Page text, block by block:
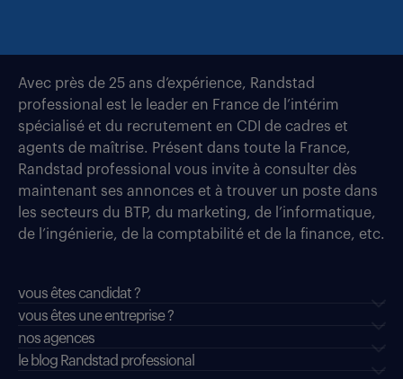
Avec près de 25 ans d’expérience, Randstad
professional est le leader en France de l’intérim
spécialisé et du recrutement en CDI de cadres et
agents de maîtrise. Présent dans toute la France,
Randstad professional vous invite à consulter dès
maintenant ses annonces et à trouver un poste dans
les secteurs du BTP, du marketing, de l’informatique,
de l’ingénierie, de la comptabilité et de la finance, etc.
vous êtes candidat ?
vous êtes une entreprise ?
nos agences
le blog Randstad professional